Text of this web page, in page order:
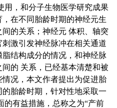
用，和分子生物医学研究成果
在不同胎龄时期的神经元生
的关系；神经元 体积、轴突
激引发神经脉冲在相关通道
结构成分的情况，和神经脉
的 关系，已经基本清楚和被
况，本文作者提出为促进胎
胎龄时期，针对性地采取一
的有益措施，总称之为“产前